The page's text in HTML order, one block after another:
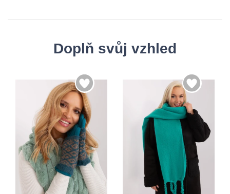
Doplň svůj vzhled
S/M